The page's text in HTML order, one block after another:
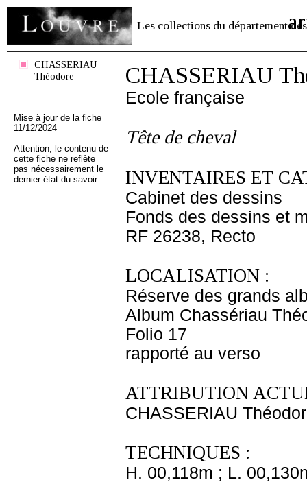
Les collections du département des
CHASSERIAU
Théodore
Mise à jour de la fiche
11/12/2024
Attention, le contenu de
cette fiche ne reflète
pas nécessairement le
dernier état du savoir.
CHASSERIAU
Ecole française
Tête de cheval
INVENTAIRES ET
Cabinet des dessins
Fonds des dessins et
RF 26238, Recto
LOCALISATION :
Réserve des grands
Album Chassériau
Folio 17
rapporté au verso
ATTRIBUTION
CHASSERIAU
TECHNIQUES :
H. 00,118m ; L.